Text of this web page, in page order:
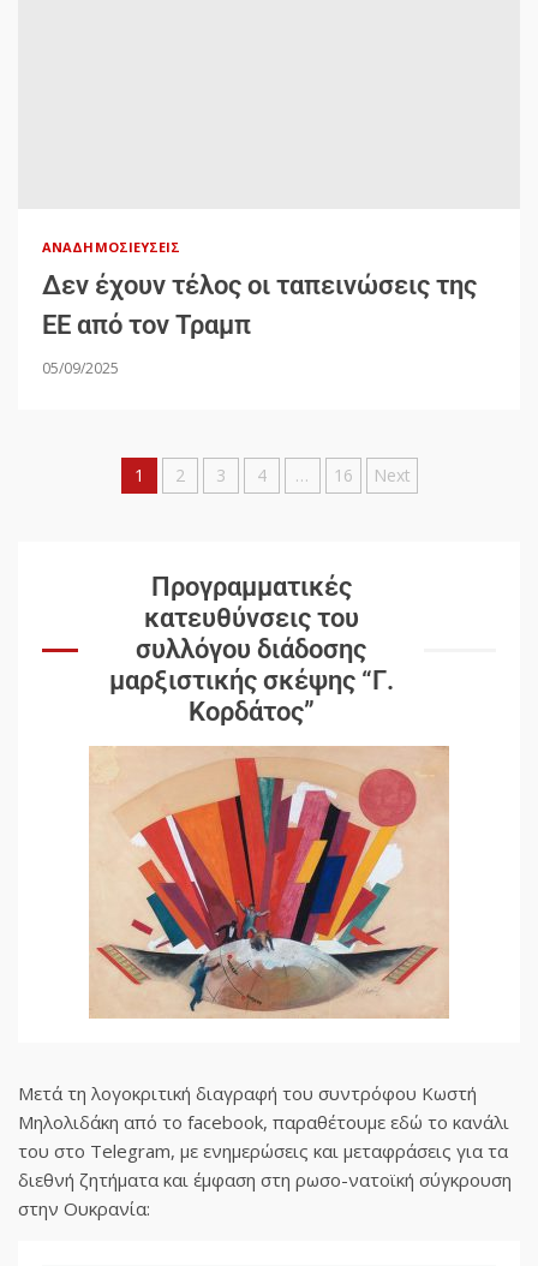
ΑΝΑΔΗΜΟΣΙΕΎΣΕΙΣ
Δεν έχουν τέλος οι ταπεινώσεις της
ΕΕ από τον Τραμπ
05/09/2025
1 2 3 4 … 16 Next
Προγραμματικές
κατευθύνσεις του
συλλόγου διάδοσης
μαρξιστικής σκέψης “Γ.
Κορδάτος”
Μετά τη λογοκριτική διαγραφή του συντρόφου Κωστή
Μηλολιδάκη από το facebook, παραθέτουμε εδώ το κανάλι
του στο Telegram, με ενημερώσεις και μεταφράσεις για τα
διεθνή ζητήματα και έμφαση στη ρωσο-νατοϊκή σύγκρουση
στην Ουκρανία: